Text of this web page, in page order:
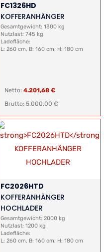
FC1326HD
KOFFERANHÄNGER
Gesamtgewicht: 1300 kg
Nutzlast: 745 kg
Ladefläche:
L: 260 cm, B: 160 cm, H: 180 cm
Netto: 4.201,68 €
Brutto: 5.000,00 €
FC2026HTD
KOFFERANHÄNGER
HOCHLADER
Gesamtgewicht: 2000 kg
Nutzlast: 1200 kg
Ladefläche:
L: 260 cm, B: 160 cm, H: 180 cm